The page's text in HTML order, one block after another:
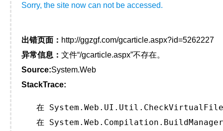
Sorry, the site now can not be accessed.
出错页面： http://ggzgf.com/gcarticle.aspx?id=5262227
异常信息： 文件“/gcarticle.aspx”不存在。
Source:System.Web
StackTrace:
在
在